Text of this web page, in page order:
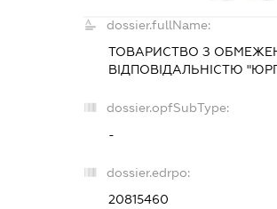
dossier.fullName:
ТОВАРИСТВО З
ВІДПОВІДАЛЬНІСТЮ
dossier.opfSubType:
-
dossier.edrpo:
20815460